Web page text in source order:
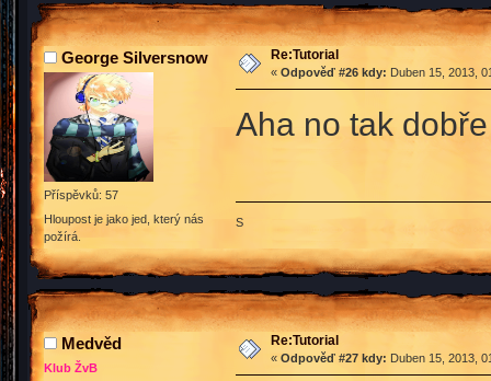
George Silversnow
Příspěvků: 57
Hloupost je jako jed, který nás
požírá.
Re:Tutorial
« Odpověď #26 kdy: Duben 15, 2013,
Aha no tak
S
Medvěd
Klub ŽvB
Re:Tutorial
« Odpověď #27 kdy: Duben 15, 2013,